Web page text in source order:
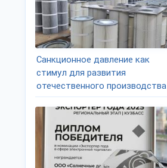
Санкционное давление как
стимул для развития
отечественного производства